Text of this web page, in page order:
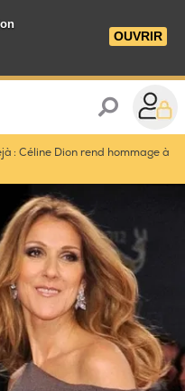
OUVRIR
: Céline Dion rend hommage à